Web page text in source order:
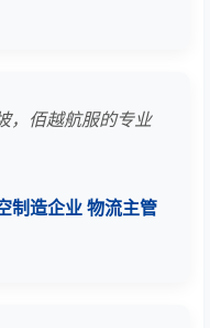
，佰越航服的专业
制造企业 物流主管